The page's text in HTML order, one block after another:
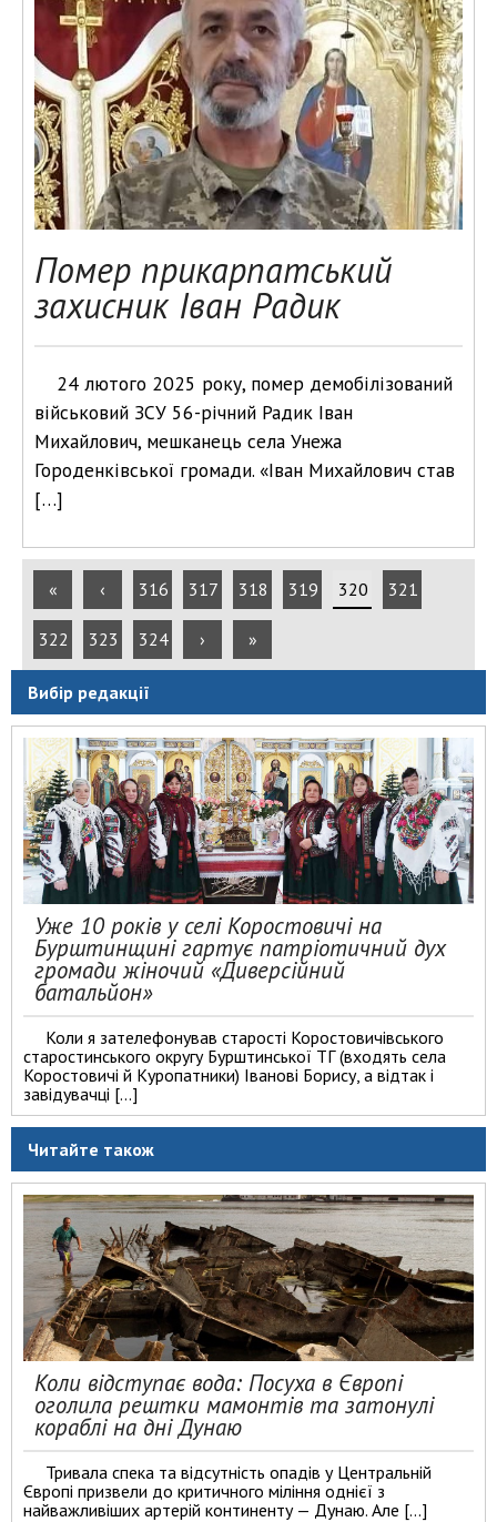
Помер прикарпатський
захисник Іван Радик
24 лютого 2025 року, помер демобілізований
військовий ЗСУ 56-річний Радик Іван
Михайлович, мешканець села Унежа
Городенківської громади. «Іван Михайлович став
[…]
« ‹ 316 317 318 319 320 321
322 323 324 › »
Вибір редакції
Уже 10 років у селі Коростовичі на
Бурштинщині гартує патріотичний дух
громади жіночий «Диверсійний
батальйон»
Коли я зателефонував старості Коростовичівського
старостинського округу Бурштинської ТГ (входять села
Коростовичі й Куропатники) Іванові Борису, а відтак і
завідувачці […]
Читайте також
Коли відступає вода: Посуха в Європі
оголила рештки мамонтів та затонулі
кораблі на дні Дунаю
Тривала спека та відсутність опадів у Центральній
Європі призвели до критичного міління однієї з
найважливіших артерій континенту — Дунаю. Але […]